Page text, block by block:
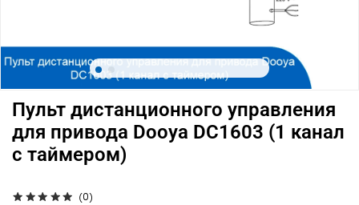
(0)
Пульт дистанционного управления
для привода Dooya DC1603 (1 канал
с таймером)